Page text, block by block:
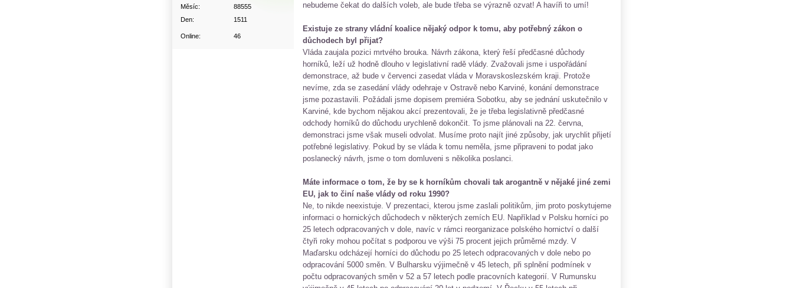
nebudeme čekat do dalších voleb, ale bude třeba se výrazně ozvat! A havíři to umí!
Existuje ze strany vládní koalice nějaký odpor k tomu, aby potřebný zákon o
důchodech byl přijat?
Vláda zaujala pozici mrtvého brouka. Návrh zákona, který řeší předčasné důchody
horníků, leží už hodně dlouho v legislativní radě vlády. Zvažovali jsme i uspořádání
demonstrace, až bude v červenci zasedat vláda v Moravskoslezském kraji. Protože
nevíme, zda se zasedání vlády odehraje v Ostravě nebo Karviné, konání demonstrace
jsme pozastavili. Požádali jsme dopisem premiéra Sobotku, aby se jednání uskutečnilo v
Karviné, kde bychom nějakou akcí prezentovali, že je třeba legislativně předčasné
odchody horníků do důchodu urychleně dokončit. To jsme plánovali na 22. června,
demonstraci jsme však museli odvolat. Musíme proto najít jiné způsoby, jak urychlit přijetí
potřebné legislativy. Pokud by se vláda k tomu neměla, jsme připraveni to podat jako
poslanecký návrh, jsme o tom domluveni s několika poslanci.
Máte informace o tom, že by se k horníkům chovali tak arogantně v nějaké jiné zemi
EU, jak to činí naše vlády od roku 1990?
Ne, to nikde neexistuje. V prezentaci, kterou jsme zaslali politikům, jim proto poskytujeme
informaci o hornických důchodech v některých zemích EU. Například v Polsku horníci po
25 letech odpracovaných v dole, navíc v rámci reorganizace polského hornictví o další
čtyři roky mohou počítat s podporou ve výši 75 procent jejich průměrné mzdy. V
Maďarsku odcházejí horníci do důchodu po 25 letech odpracovaných v dole nebo po
odpracování 5000 směn. V Bulharsku výjimečně v 45 letech, při splnění podmínek v
počtu odpracovaných směn v 52 a 57 letech podle pracovních kategorií. V Rumunsku
Online: 46
Měsíc:
88555
Den:
1511